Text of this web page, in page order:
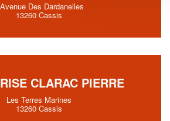
Des Dardanelles
13260 Cassis
CLARAC PIERRE
Les Terres Marines
13260 Cassis